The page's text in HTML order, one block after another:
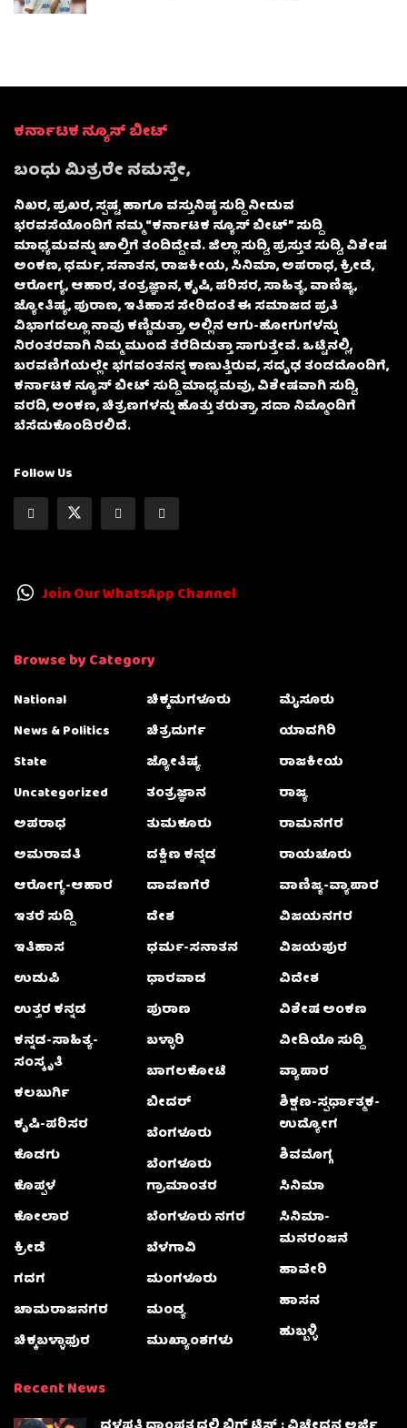
ಕರ್ನಾಟಕ ನ್ಯೂಸ್ ಬೀಟ್
ಬಂಧು ಮಿತ್ರರೇ ನಮಸ್ತೇ,
ನಿಖರ, ಪ್ರಖರ, ಸ್ಪಷ್ಟ ಹಾಗೂ ವಸ್ತುನಿಷ್ಠ ಸುದ್ದಿ ನೀಡುವ
ಭರವಸೆಯೊಂದಿಗೆ ನಮ್ಮ “ಕರ್ನಾಟಕ ನ್ಯೂಸ್ ಬೀಟ್” ಸುದ್ದಿ
ಮಾಧ್ಯಮವನ್ನು ಚಾಲ್ತಿಗೆ ತಂದಿದ್ದೇವೆ. ಜಿಲ್ಲಾ ಸುದ್ದಿ, ಪ್ರಸ್ತುತ ಸುದ್ದಿ, ವಿಶೇಷ
ಅಂಕಣ, ಧರ್ಮ, ಸನಾತನ, ರಾಜಕೀಯ, ಸಿನಿಮಾ, ಅಪರಾಧ, ಕ್ರೀಡೆ,
ಆರೋಗ್ಯ, ಆಹಾರ, ತಂತ್ರಜ್ಞಾನ, ಕೃಷಿ, ಪರಿಸರ, ಸಾಹಿತ್ಯ, ವಾಣಿಜ್ಯ,
ಜ್ಯೋತಿಷ್ಯ, ಪುರಾಣ, ಇತಿಹಾಸ ಸೇರಿದಂತೆ ಈ ಸಮಾಜದ ಪ್ರತಿ
ವಿಭಾಗದಲ್ಲೂ ನಾವು ಕಣ್ಣಿಡುತ್ತಾ, ಅಲ್ಲಿನ ಆಗು-ಹೋಗುಗಳನ್ನು
ನಿರಂತರವಾಗಿ ನಿಮ್ಮ ಮುಂದೆ ತೆರೆದಿಡುತ್ತಾ ಸಾಗುತ್ತೇವೆ. ಒಟ್ಟಿನಲ್ಲಿ,
ಬರವಣಿಗೆಯಲ್ಲೇ ಭಗವಂತನನ್ನ ಕಾಣುತ್ತಿರುವ, ಸದೃಢ ತಂಡದೊಂದಿಗೆ,
ಕರ್ನಾಟಕ ನ್ಯೂಸ್ ಬೀಟ್ ಸುದ್ದಿ ಮಾಧ್ಯಮವು, ವಿಶೇಷವಾಗಿ ಸುದ್ದಿ,
ವರದಿ, ಅಂಕಣ, ಚಿತ್ರಣಗಳನ್ನು ಹೊತ್ತು ತರುತ್ತಾ, ಸದಾ ನಿಮ್ಮೊಂದಿಗೆ
ಬೆಸೆದುಕೊಂಡಿರಲಿದೆ.
Follow Us
Join Our WhatsApp Channel
Browse by Category
National
News & Politics
State
Uncategorized
ಅಪರಾಧ
ಅಮರಾವತಿ
ಆರೋಗ್ಯ-ಆಹಾರ
ಇತರೆ ಸುದ್ದಿ
ಇತಿಹಾಸ
ಉಡುಪಿ
ಉತ್ತರ ಕನ್ನಡ
ಕನ್ನಡ-ಸಾಹಿತ್ಯ-
ಸಂಸ್ಕೃತಿ
ಕಲಬುರ್ಗಿ
ಕೃಷಿ-ಪರಿಸರ
ಕೊಡಗು
ಕೊಪ್ಪಳ
ಕೋಲಾರ
ಕ್ರೀಡೆ
ಗದಗ
ಚಾಮರಾಜನಗರ
ಚಿಕ್ಕಬಳ್ಳಾಫುರ
ಚಿಕ್ಕಮಗಳೂರು
ಚಿತ್ರದುರ್ಗ
ಜ್ಯೋತಿಷ್ಯ
ತಂತ್ರಜ್ಞಾನ
ತುಮಕೂರು
ದಕ್ಷಿಣ ಕನ್ನಡ
ದಾವಣಗೆರೆ
ದೇಶ
ಧರ್ಮ-ಸನಾತನ
ಧಾರವಾಡ
ಪುರಾಣ
ಬಳ್ಳಾರಿ
ಬಾಗಲಕೋಟೆ
ಬೀದರ್
ಬೆಂಗಳೂರು
ಬೆಂಗಳೂರು
ಗ್ರಾಮಾಂತರ
ಬೆಂಗಳೂರು ನಗರ
ಬೆಳಗಾವಿ
ಮಂಗಳೂರು
ಮಂಡ್ಯ
ಮುಖ್ಯಾಂಶಗಳು
ಮೈಸೂರು
ಯಾದಗಿರಿ
ರಾಜಕೀಯ
ರಾಜ್ಯ
ರಾಮನಗರ
ರಾಯಚೂರು
ವಾಣಿಜ್ಯ-ವ್ಯಾಪಾರ
ವಿಜಯನಗರ
ವಿಜಯಪುರ
ವಿದೇಶ
ವಿಶೇಷ ಅಂಕಣ
ವೀಡಿಯೊ ಸುದ್ದಿ
ವ್ಯಾಪಾರ
ಶಿಕ್ಷಣ-ಸ್ಪರ್ಧಾತ್ಮಕ-
ಉದ್ಯೋಗ
ಶಿವಮೊಗ್ಗ
ಸಿನಿಮಾ
ಸಿನಿಮಾ-
ಮನರಂಜನೆ
ಹಾವೇರಿ
ಹಾಸನ
ಹುಬ್ಬಳ್ಳಿ
Recent News